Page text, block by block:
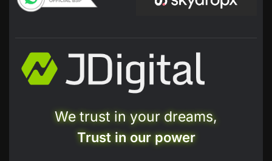
We trust in your dreams,
Trust in our power